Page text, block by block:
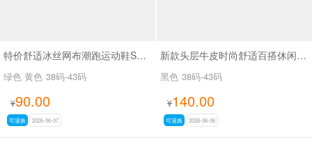
特价舒适冰丝网布潮跑运动鞋SA25678
绿色 黄色 38码-43码
¥90.00
可退换 2026-06-07
新款头层牛皮时尚舒适百搭休闲商务鞋SA9507
黑色 38码-43码
¥140.00
可退换 2026-06-06